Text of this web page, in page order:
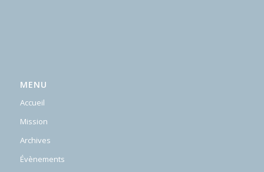
MENU
Accueil
Mission
Archives
Évènements